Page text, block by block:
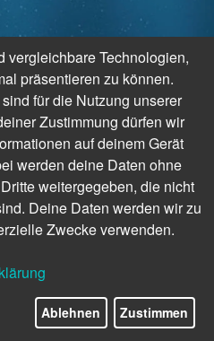
vergleichbare Technologien,
präsentieren zu können.
für die Nutzung unserer
Zustimmung dürfen wir
auf deinem Gerät
werden deine Daten ohne
weitergegeben, die nicht
Deine Daten werden wir zu
Zwecke verwenden.
Ablehnen Zustimmen